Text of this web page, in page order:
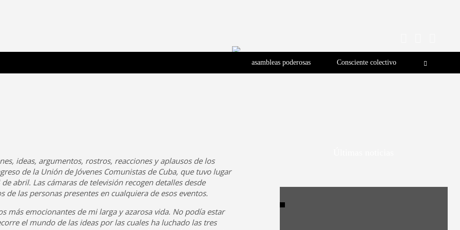
asambleas poderosas Consciente colectivo
ideas, argumentos, rostros, reacciones y aplausos de los
de la Unión de Jóvenes Comunistas de Cuba, que tuvo lugar
abril. Las cámaras de televisión recogen detalles desde
las personas presentes en cualquiera de esos eventos.
más emocionantes de mi larga y azarosa vida. No podía estar
el mundo de las ideas por las cuales ha luchado las tres